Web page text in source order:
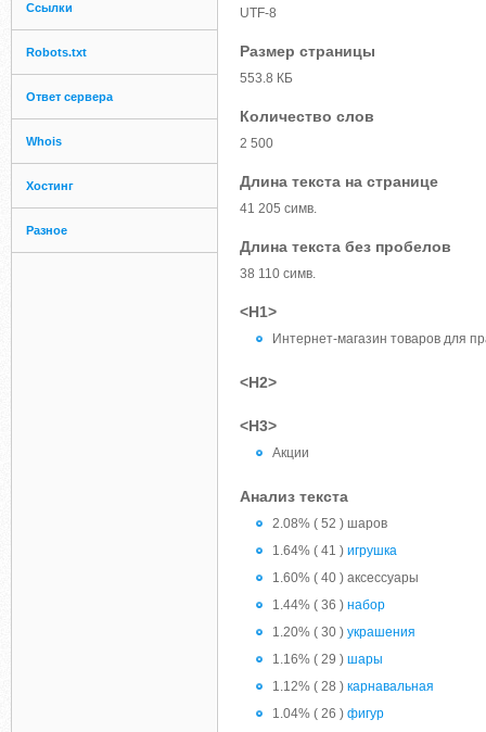
Ссылки
Robots.txt
Ответ сервера
Whois
Хостинг
Разное
UTF-8
Размер страницы
553.8 КБ
Количество слов
2 500
Длина текста на странице
41 205 симв.
Длина текста без пробелов
38 110 симв.
<H1>
Интернет-магазин товаров для
<H2>
<H3>
Акции
Анализ текста
2.08% ( 52 ) шаров
1.64% ( 41 ) игрушка
1.60% ( 40 ) аксессуары
1.44% ( 36 ) набор
1.20% ( 30 ) украшения
1.16% ( 29 ) шары
1.12% ( 28 ) карнавальная
1.04% ( 26 ) фигур